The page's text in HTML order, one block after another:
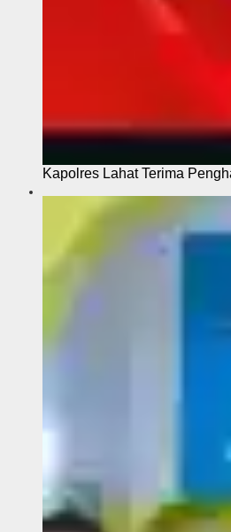
Kapolres Lahat Terima